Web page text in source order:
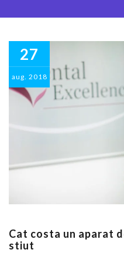
27
aug. 2018
Cat costa un aparat
stiut